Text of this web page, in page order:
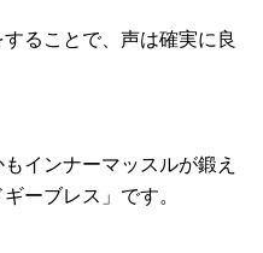
ることで、声は確実に良
インナーマッスルが鍛え
ーブレス」です。